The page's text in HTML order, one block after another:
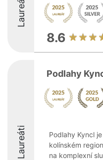
Laureáti
8.6
Laureáti
Podlahy
Podlahy Kyncl
kolínském
na komplexní